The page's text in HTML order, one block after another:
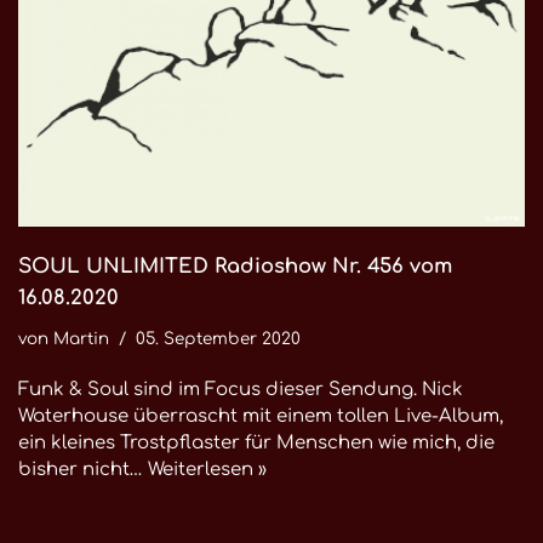
SOUL UNLIMITED Radioshow Nr. 456 vom
16.08.2020
von Martin 05. September 2020
Funk & Soul sind im Focus dieser Sendung. Nick
Waterhouse überrascht mit einem tollen Live-Album,
ein kleines Trostpflaster für Menschen wie mich, die
bisher nicht… Weiterlesen »